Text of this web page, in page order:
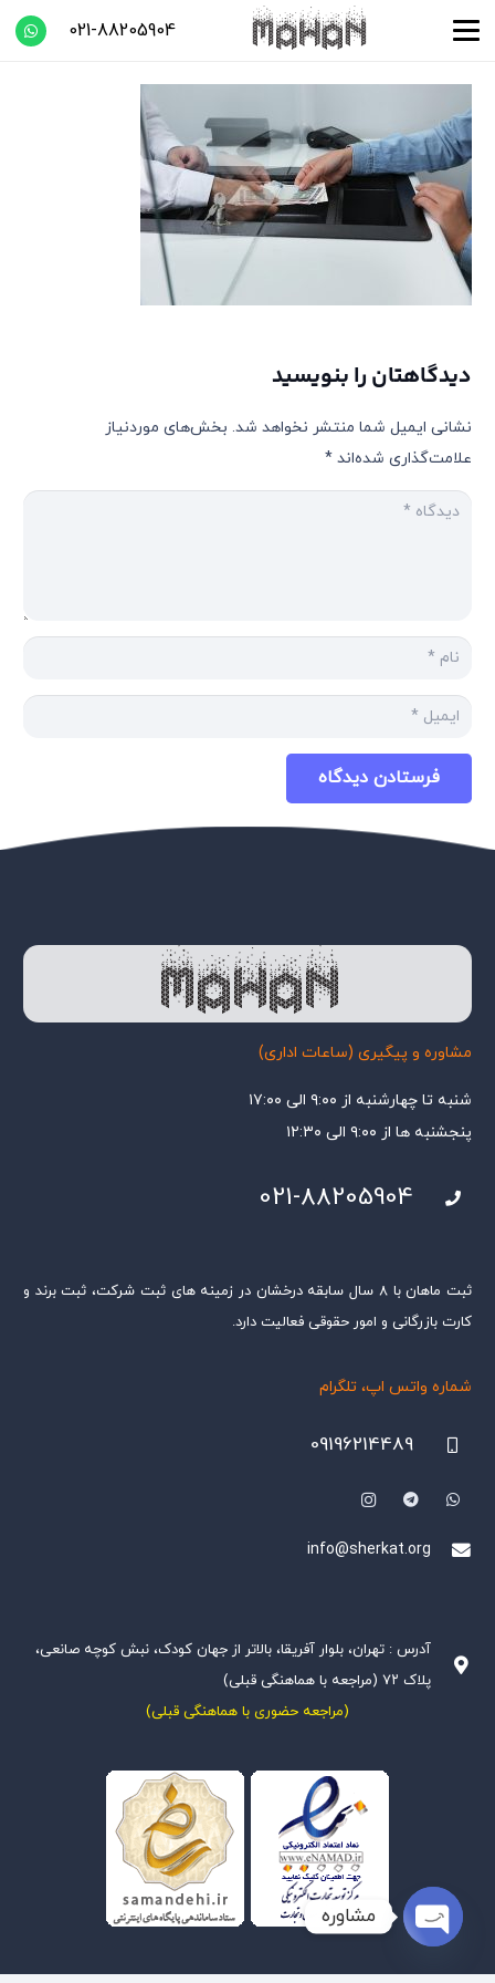
021-88205904
دیدگاهتان را بنویسید
نشانی ایمیل شما منتشر نخواهد شد. بخش‌های موردنیاز
علامت‌گذاری شده‌اند *
فرستادن دیدگاه
مشاوره و پیگیری (ساعات اداری)
شنبه تا چهارشنبه از ۹:۰۰ الی ۱۷:۰۰
پنجشنبه ها از ۹:۰۰ الی ۱۲:۳۰
021-88205904
ثبت ماهان با ۸ سال سابقه درخشان در زمینه های ثبت شرکت، ثبت برند و
کارت بازرگانی و امور حقوقی فعالیت دارد.
شماره واتس اپ، تلگرام
09196214489
info@sherkat.org
آدرس : تهران، بلوار آفریقا، بالاتر از جهان کودک، نبش کوچه صانعی،
پلاک ۷۲ (مراجعه با هماهنگی قبلی)
(مراجعه حضوری با هماهنگی قبلی)
مشاوره